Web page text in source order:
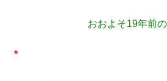
おおよそ19年前
★